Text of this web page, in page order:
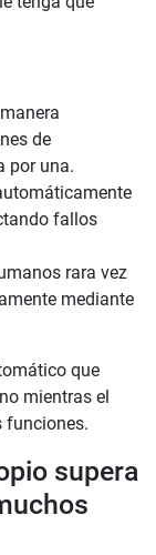
de
por una.
fallos
rara vez
mediante
que
mientras el
funciones.
supera